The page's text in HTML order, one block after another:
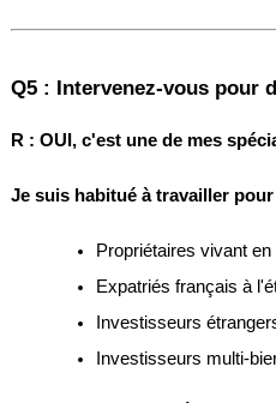
Q5 : Intervenez-vous pour
R : OUI, c'est une de mes
Je suis habitué à travailler pour
Propriétaires vivant
Expatriés français à
Investisseurs
Investisseurs multi-